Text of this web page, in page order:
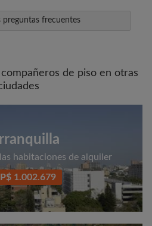
preguntas frecuentes
de piso en otras
habitaciones de alquiler
1.002.679